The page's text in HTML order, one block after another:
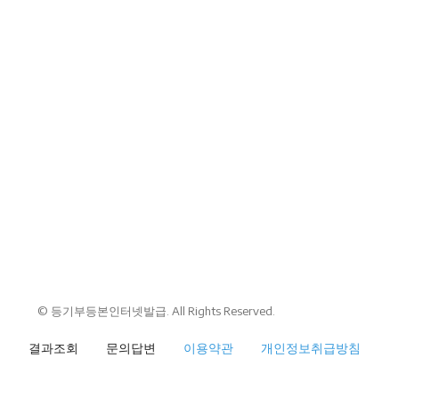
© 등기부등본인터넷발급. All Rights Reserved.
결과조회 문의답변 이용약관 개인정보취급방침